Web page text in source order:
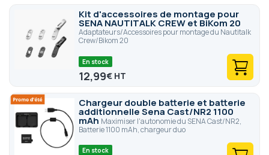
Kit d'accessoires de montage pour
SENA NAUTITALK CREW et BiKom 20
Adaptateurs/Accessoires pour montage du Nautitalk
Crew/Bikom 20
En stock
12,99€
Chargeur double batterie et batterie
additionnelle Sena Cast/NR2 1100
mAh Maximiser l'autonomie du SENA Cast/NR2,
Batterie 1100 mAh, chargeur duo
En stock